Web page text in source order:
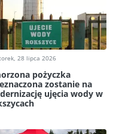
28 lipca 2026
pożyczka
zostanie na
ujęcia wody w